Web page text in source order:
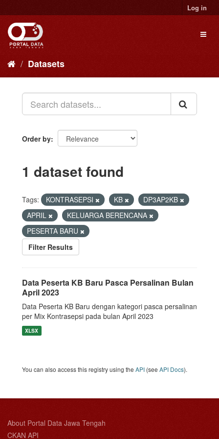
to
content
Log in
Datasets
Order by
1 dataset found
Tags: KONTRASEPSI KB
DP3AP2KB
APRIL
KELUARGA BERENCANA
PESERTA BARU
Filter Results
Data Peserta KB Baru Pasca Persalinan Bulan
April 2023
Data Peserta KB Baru dengan kategori pasca persalinan
per Mix Kontrasepsi pada bulan April 2023
XLSX
You can also access this registry using the API (see API Docs).
About Portal Data Jawa Tengah
CKAN API